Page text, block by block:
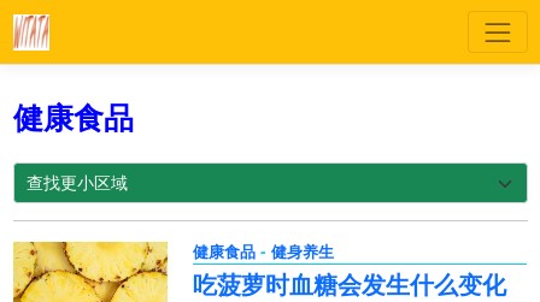
健康食品
健康食品- 健身养生
吃菠萝时血糖会发生什么变化